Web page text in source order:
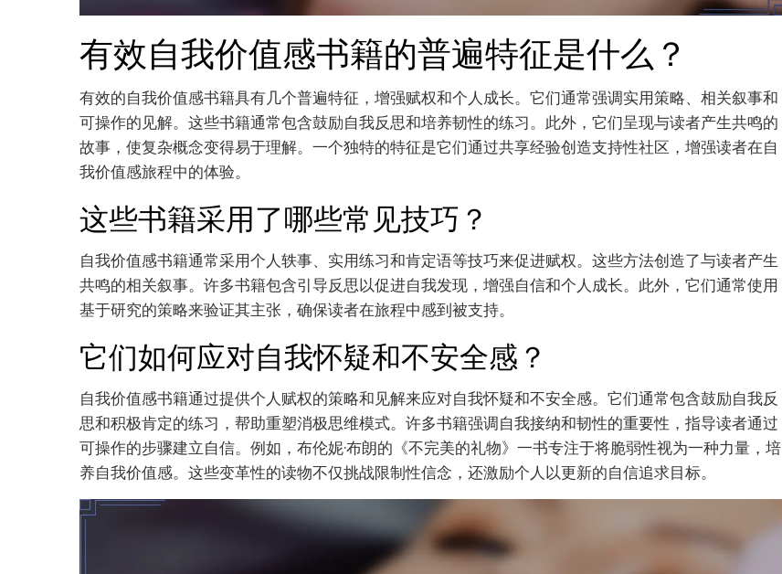
有效自我价值感书籍的普遍特征是什么？
有效的自我价值感书籍具有几个普遍特征，增强赋权和个人成长。它们通常强调实用策略、相关叙事和
可操作的见解。这些书籍通常包含鼓励自我反思和培养韧性的练习。此外，它们呈现与读者产生共鸣的
故事，使复杂概念变得易于理解。一个独特的特征是它们通过共享经验创造支持性社区，增强读者在自
我价值感旅程中的体验。
这些书籍采用了哪些常见技巧？
自我价值感书籍通常采用个人轶事、实用练习和肯定语等技巧来促进赋权。这些方法创造了与读者产生
共鸣的相关叙事。许多书籍包含引导反思以促进自我发现，增强自信和个人成长。此外，它们通常使用
基于研究的策略来验证其主张，确保读者在旅程中感到被支持。
它们如何应对自我怀疑和不安全感？
自我价值感书籍通过提供个人赋权的策略和见解来应对自我怀疑和不安全感。它们通常包含鼓励自我反
思和积极肯定的练习，帮助重塑消极思维模式。许多书籍强调自我接纳和韧性的重要性，指导读者通过
可操作的步骤建立自信。例如，布伦妮·布朗的《不完美的礼物》一书专注于将脆弱性视为一种力量，培
养自我价值感。这些变革性的读物不仅挑战限制性信念，还激励个人以更新的自信追求目标。